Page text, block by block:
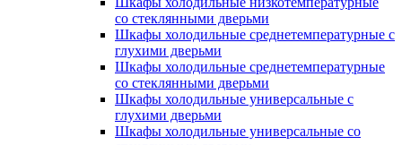
со стеклянными дверьми
Шкафы холодильные среднетемпературные с
глухими дверьми
Шкафы холодильные среднетемпературные
со стеклянными дверьми
Шкафы холодильные универсальные с
глухими дверьми
Шкафы холодильные универсальные со